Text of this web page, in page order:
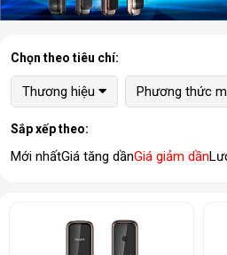
Chọn theo tiêu chí:
Thương hiệu Phương thức
Sắp xếp theo:
Mới nhấtGiá tăng dầnGiá giảm dần